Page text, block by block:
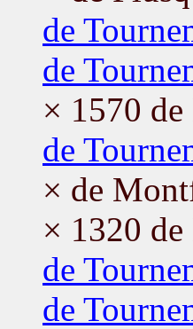
de
de
× 1570
de
× de
× 1320
de
de